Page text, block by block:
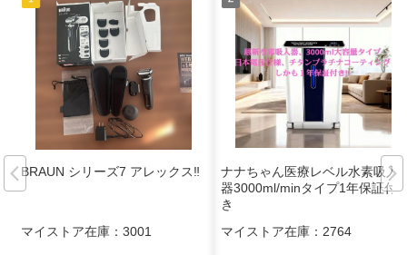
BRAUN シリーズ7 アレックス‼️
マイストア在庫： 3001
ナナちゃん医療レベル水素吸入
器3000ml/minタイプ1年保証付
き
マイストア在庫： 2764